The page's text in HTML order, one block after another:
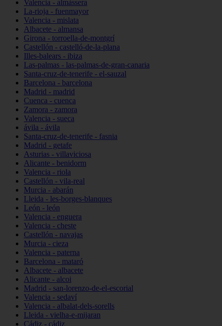
Valencia - almàssera
La-rioja - fuenmayor
Valencia - mislata
Albacete - almansa
Girona - torroella-de-montgrí
Castellón - castelló-de-la-plana
Illes-balears - ibiza
Las-palmas - las-palmas-de-gran-canaria
Santa-cruz-de-tenerife - el-sauzal
Barcelona - barcelona
Madrid - madrid
Cuenca - cuenca
Zamora - zamora
Valencia - sueca
ávila - ávila
Santa-cruz-de-tenerife - fasnia
Madrid - getafe
Asturias - villaviciosa
Alicante - benidorm
Valencia - riola
Castellón - vila-real
Murcia - abarán
Lleida - les-borges-blanques
León - león
Valencia - enguera
Valencia - cheste
Castellón - navajas
Murcia - cieza
Valencia - paterna
Barcelona - mataró
Albacete - albacete
Alicante - alcoi
Madrid - san-lorenzo-de-el-escorial
Valencia - sedaví
Valencia - albalat-dels-sorells
Lleida - vielha-e-mijaran
Cádiz - cádiz